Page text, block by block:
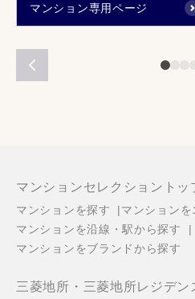
マンション専用ページ
マンションセレクショントッ
マンションを探す
マンション
マンションを沿線・駅から探す
マンションをブランドから探す
三菱地所・三菱地所レジデン